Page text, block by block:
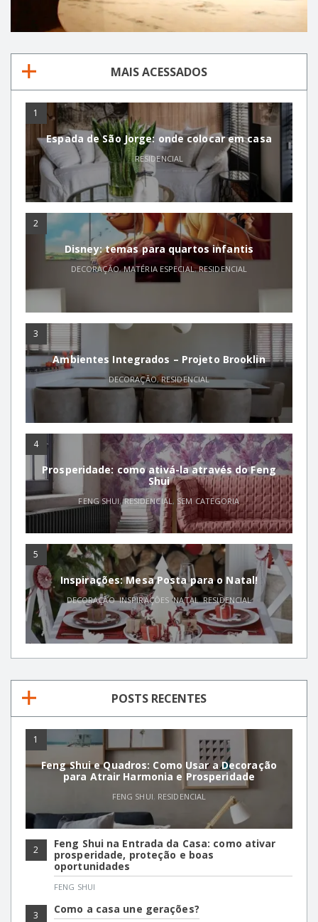
MAIS ACESSADOS
1
Espada de São Jorge: onde colocar em casa
RESIDENCIAL
2
Disney: temas para quartos infantis
DECORAÇÃO,MATÉRIA ESPECIAL,RESIDENCIAL
3
Ambientes Integrados – Projeto Brooklin
DECORAÇÃO,RESIDENCIAL
4
Prosperidade: como ativá-la através do Feng
Shui
FENG SHUI,RESIDENCIAL ,SEM CATEGORIA
5
Inspirações: Mesa Posta para o Natal!
DECORAÇÃO,INSPIRAÇÕES ,NATAL,RESIDENCIAL
POSTS RECENTES
1
Feng Shui e Quadros: Como Usar a Decoração
para Atrair Harmonia e Prosperidade
FENG SHUI, RESIDENCIAL
2
Feng Shui na Entrada da Casa: como ativar
prosperidade, proteção e boas
oportunidades
FENG SHUI
3 Como a casa une gerações?